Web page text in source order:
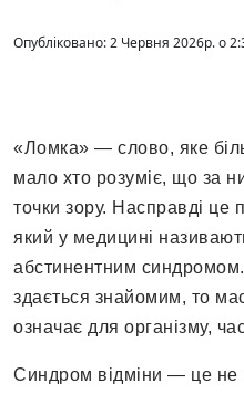
Опубліковано: 2 Червня 2026р. о
«Ломка» — слово, яке
мало хто розуміє, що за
точки зору. Насправді це
який у медицині
абстинентним
здається знайомим, то
означає для організму,
Синдром відміни — це не